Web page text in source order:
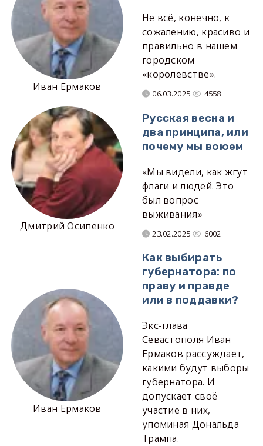
Иван Ермаков
Не всё, конечно, к
сожалению, красиво и
правильно в нашем
городском
«королевстве».
06.03.2025 4558
Дмитрий Осипенко
Русская весна и
два принципа, или
почему мы воюем
«Мы видели, как жгут
флаги и людей. Это
был вопрос
выживания»
23.02.2025 6002
Иван Ермаков
Как выбирать
губернатора: по
праву и правде
или в поддавки?
Экс-глава
Севастополя Иван
Ермаков рассуждает,
какими будут выборы
губернатора. И
допускает своё
участие в них,
упоминая Дональда
Трампа.